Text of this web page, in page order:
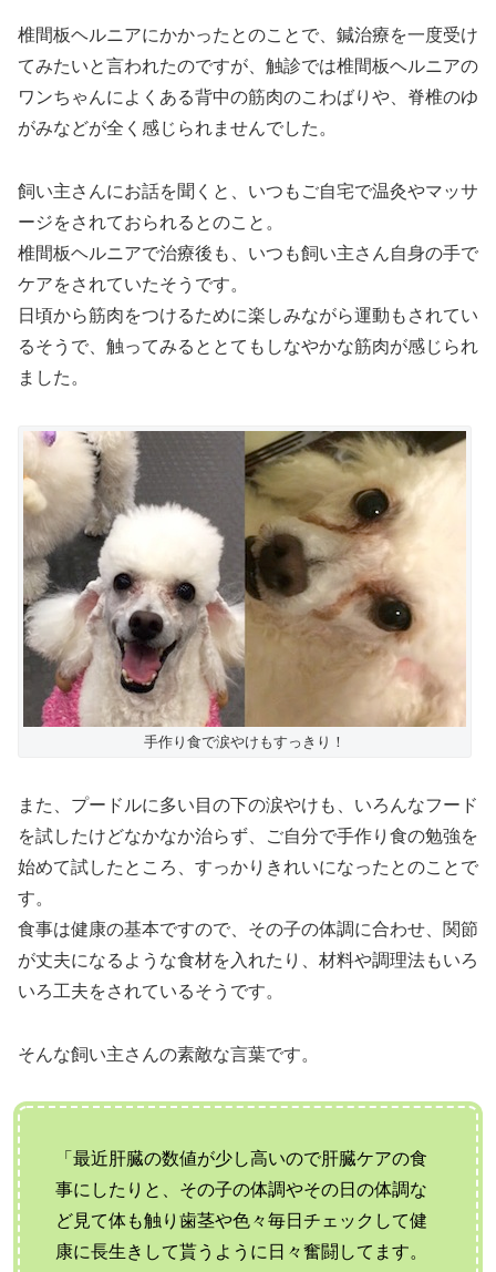
椎間板ヘルニアにかかったとのことで、鍼治療を一度受け
てみたいと言われたのですが、触診では椎間板ヘルニアの
ワンちゃんによくある背中の筋肉のこわばりや、脊椎のゆ
がみなどが全く感じられませんでした。
飼い主さんにお話を聞くと、いつもご自宅で温灸やマッサ
ージをされておられるとのこと。
椎間板ヘルニアで治療後も、いつも飼い主さん自身の手で
ケアをされていたそうです。
日頃から筋肉をつけるために楽しみながら運動もされてい
るそうで、触ってみるととてもしなやかな筋肉が感じられ
ました。
手作り食で涙やけもすっきり！
また、プードルに多い目の下の涙やけも、いろんなフード
を試したけどなかなか治らず、ご自分で手作り食の勉強を
始めて試したところ、すっかりきれいになったとのことで
す。
食事は健康の基本ですので、その子の体調に合わせ、関節
が丈夫になるような食材を入れたり、材料や調理法もいろ
いろ工夫をされているそうです。
そんな飼い主さんの素敵な言葉です。
「最近肝臓の数値が少し高いので肝臓ケアの食
事にしたりと、その子の体調やその日の体調な
ど見て体も触り歯茎や色々毎日チェックして健
康に長生きして貰うように日々奮闘してます。